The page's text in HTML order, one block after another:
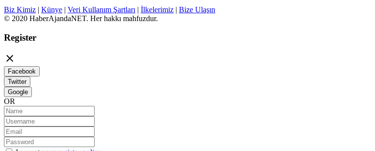
Biz Kimiz | Künye | Veri Kullanım Şartları | İlkelerimiz | Bize Ulaşın
© 2020 HaberAjandaNET. Her hakkı mahfuzdur.
Register

Facebook
Twitter
Google
OR